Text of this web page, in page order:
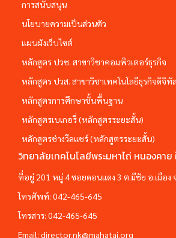
การสนับสนุน
นโยบายความเป็นส่วนตัว
แผนผังเว็บไซต์
หลักสูตร ปวช. สาขาวิชาคอมพิวเตอร์ธุรกิจ
หลักสูตร ปวส. สาขาวิชาเทคโนโลยีธุรกิจดิจิทัล
หลักสูตรการศึกษาชั้นพื้นฐาน
หลักสูตรเบเกอรี่ (หลักสูตรระยะสั้น)
หลักสูตรช่างวีลแชร์ (หลักสูตรระยะสั้น)
วิทยาลัยเทคโนโลยีพระมหาไถ่ หนองคาย
ที่อยู่ 201 หมู่ 4 ซอยดอนแดง 3 ต.มีชัย อ.เมือง
โทรศัพท์: 042-465-645
โทรสาร: 042-465-645
Email: director.nk@mahatai.org